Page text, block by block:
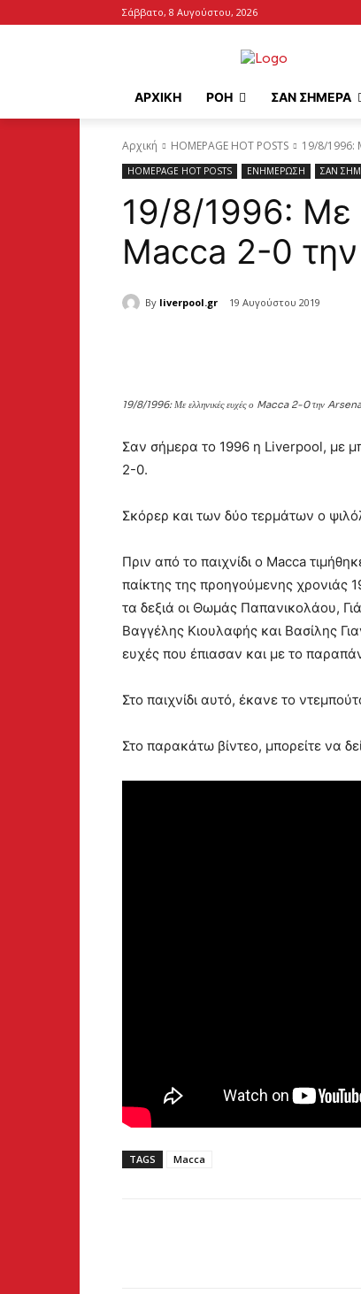
Σάββατο, 8 Αυγούστου, 2026
ΑΡΧΙΚΉ ΡΟΗ ΣΑΝ ΣΗΜΕΡΑ
Αρχική HOMEPAGE HOT POSTS 19/8/1996:
HOMEPAGE HOT POSTS ΕΝΗΜΕΡΩΣΗ ΣΑΝ
19/8/1996: Με
Macca 2-0
By liverpool.gr 19 Αυγούστου 2019
19/8/1996: Με ελληνικές ευχές ο Macca 2-0 την
Σαν σήμερα το 1996 η Liverpool, με
2-0.
Σκόρερ και των δύο τερμάτων ο
Πριν από το παιχνίδι ο Macca
παίκτης της προηγούμενης χρονιάς
τα δεξιά οι Θωμάς Παπανικολάου,
Βαγγέλης Κιουλαφής και Βασίλης
ευχές που έπιασαν και με το
Στο παιχνίδι αυτό, έκανε το
Στο παρακάτω βίντεο, μπορείτε να
TAGS Macca